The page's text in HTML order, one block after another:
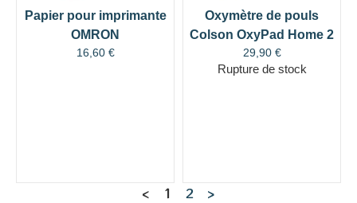
Papier pour imprimante
OMRON
16,60 €
Oxymètre de pouls
Colson OxyPad Home 2
29,90 €
Rupture de stock
< 1 2 >